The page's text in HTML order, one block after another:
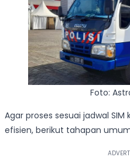
Foto:
Agar proses sesuai jadwal
efisien, berikut tahapan